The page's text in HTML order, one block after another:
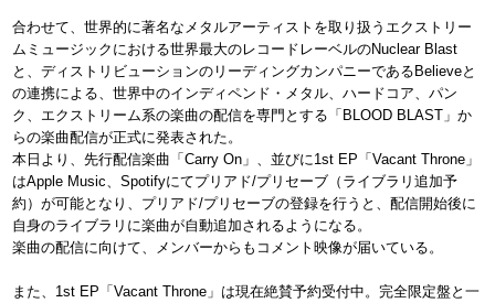
合わせて、世界的に著名なメタルアーティストを取り扱うエクストリー
ムミュージックにおける世界最大のレコードレーベルのNuclear Blast
と、ディストリビューションのリーディングカンパニーであるBelieveと
の連携による、世界中のインディペンド・メタル、ハードコア、パン
ク、エクストリーム系の楽曲の配信を専門とする「BLOOD BLAST」か
らの楽曲配信が正式に発表された。
本日より、先行配信楽曲「Carry On」、並びに1st EP「Vacant Throne」
はApple Music、Spotifyにてプリアド/プリセーブ（ライブラリ追加予
約）が可能となり、プリアド/プリセーブの登録を行うと、配信開始後に
自身のライブラリに楽曲が自動追加されるようになる。
楽曲の配信に向けて、メンバーからもコメント映像が届いている。
また、1st EP「Vacant Throne」は現在絶賛予約受付中。完全限定盤と一